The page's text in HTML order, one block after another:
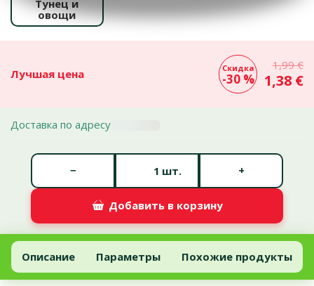
Тунец и
овощи
Лучшая цена Скидка
-30 %
1,99 €
1,38 €
Доставка по адресу
шт.
− +
Добавить в корзину
Консервы для кошек – Miamor Feine Filets Chicken and Tuna in
Добавить в корзину
Описание Параметры Похожие продукты
В начало страницы